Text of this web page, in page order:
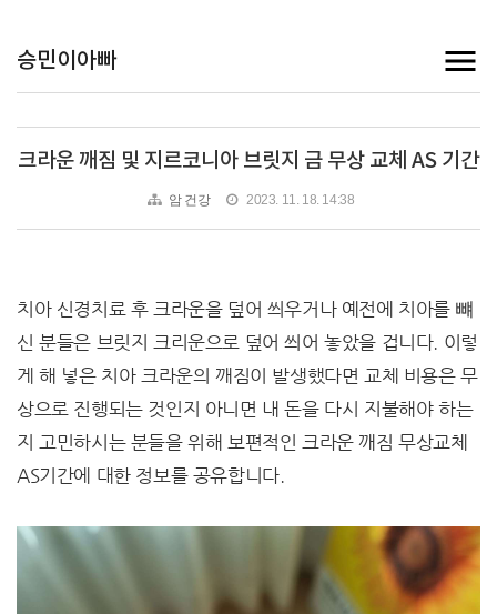
승민이아빠
크라운 깨짐 및 지르코니아 브릿지 금 무상 교체 AS 기간
암 건강 2023. 11. 18. 14:38
치아 신경치료 후 크라운을 덮어 씌우거나 예전에 치아를 뺴
신 분들은 브릿지 크리운으로 덮어 씌어 놓았을 겁니다. 이렇
게 해 넣은 치아 크라운의 깨짐이 발생했다면 교체 비용은 무
상으로 진행되는 것인지 아니면 내 돈을 다시 지불해야 하는
지 고민하시는 분들을 위해 보편적인 크라운 깨짐 무상교체
AS기간에 대한 정보를 공유합니다.